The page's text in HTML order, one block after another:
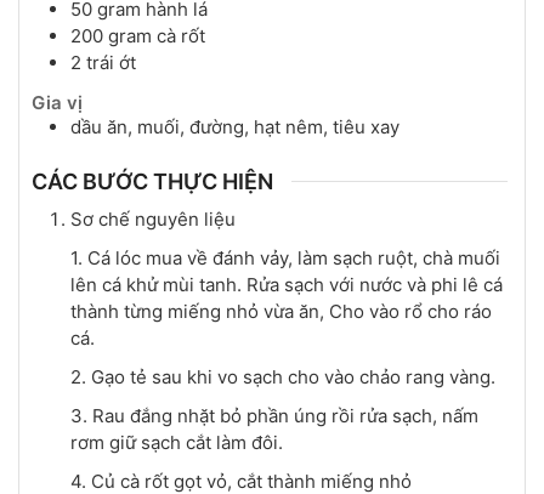
50 gram hành lá
200 gram cà rốt
2 trái ớt
Gia vị
dầu ăn, muối, đường, hạt nêm, tiêu xay
CÁC BƯỚC THỰC HIỆN
Sơ chế nguyên liệu
1. Cá lóc mua về đánh vảy, làm sạch ruột, chà muối
lên cá khử mùi tanh. Rửa sạch với nước và phi lê cá
thành từng miếng nhỏ vừa ăn, Cho vào rổ cho ráo
cá.
2. Gạo tẻ sau khi vo sạch cho vào chảo rang vàng.
3. Rau đắng nhặt bỏ phần úng rồi rửa sạch, nấm
rơm giữ sạch cắt làm đôi.
4. Củ cà rốt gọt vỏ, cắt thành miếng nhỏ